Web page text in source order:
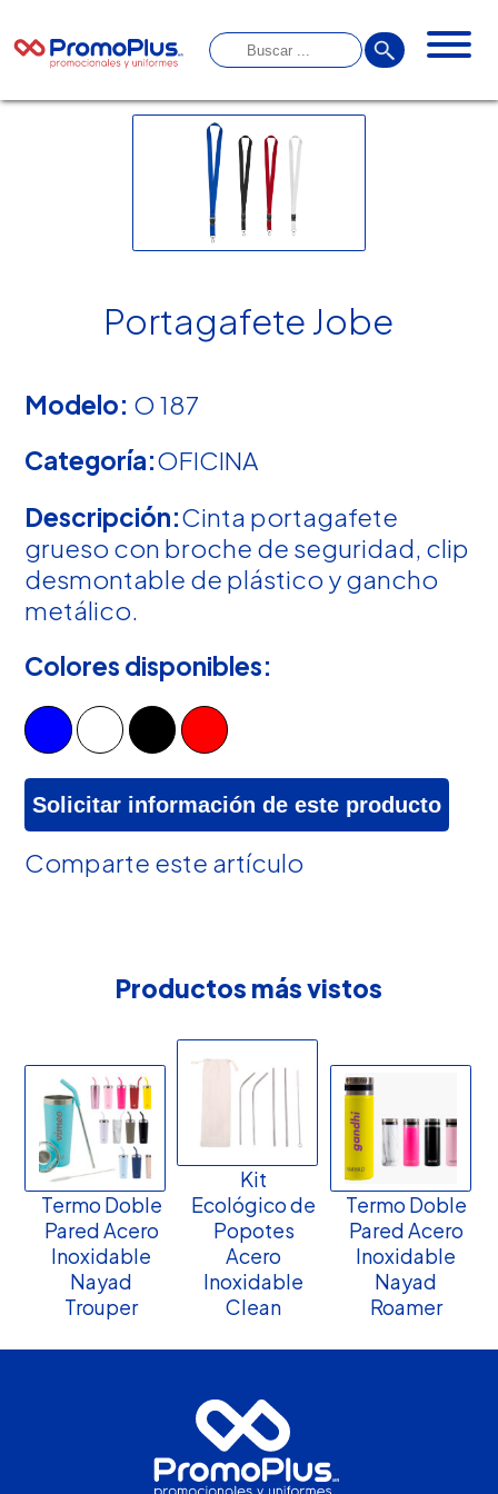
Portagafete Jobe
Modelo: O 187
Categoría:OFICINA
Descripción:Cinta portagafete
grueso con broche de seguridad, clip
desmontable de plástico y gancho
metálico.
Colores disponibles:
Solicitar información de este producto
Comparte este artículo
Productos más vistos
Termo Doble
Pared Acero
Inoxidable
Nayad
Trouper
Kit
Ecológico de
Popotes
Acero
Inoxidable
Clean
Termo Doble
Pared Acero
Inoxidable
Nayad
Roamer